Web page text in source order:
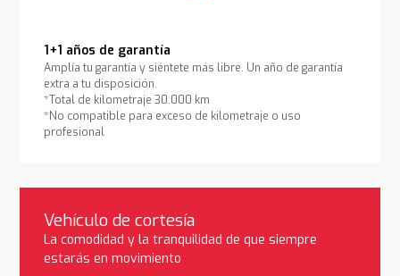
1+1 años de garantía
Amplía tu garantía y siéntete más libre. Un año de garantía
extra a tu disposición.
*Total de kilometraje 30.000 km
*No compatible para exceso de kilometraje o uso
profesional
Vehículo de cortesía
La comodidad y la tranquilidad de que siempre
estarás en movimiento